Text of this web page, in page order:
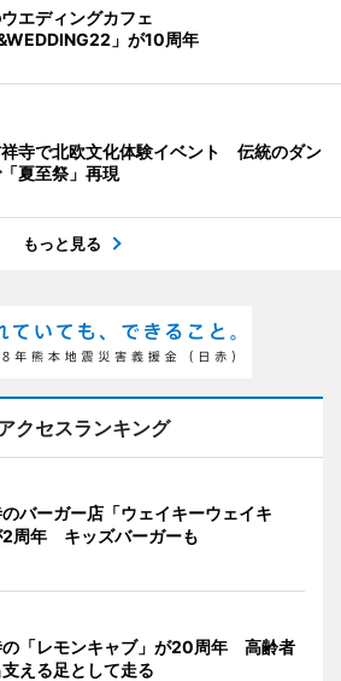
エディングカフェ
」が10周年
祥寺で北欧文化体験イベント 伝統のダン
夏至祭」再現
もっと見る
クセスランキング
バーガー店「ウェイキーウェイキ
2周年 キッズバーガーも
の「レモンキャブ」が20周年 高齢者
える足として走る